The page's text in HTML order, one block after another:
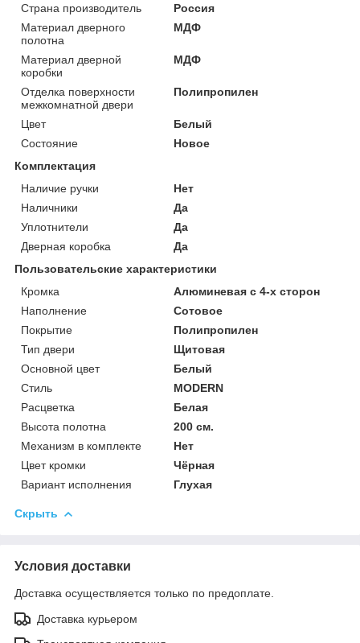
Страна производитель
Россия
Материал дверного
полотна
МДФ
Материал дверной
коробки
МДФ
Отделка поверхности
межкомнатной двери
Полипропилен
Цвет
Белый
Состояние
Новое
Комплектация
Наличие ручки
Нет
Наличники
Да
Уплотнители
Да
Дверная коробка
Да
Пользовательские характеристики
Кромка
Алюминевая с 4-х сторон
Наполнение
Сотовое
Покрытие
Полипропилен
Тип двери
Щитовая
Основной цвет
Белый
Стиль
MODERN
Расцветка
Белая
Высота полотна
200 см.
Механизм в комплекте
Нет
Цвет кромки
Чёрная
Вариант исполнения
Глухая
Скрыть
Условия доставки
Доставка осуществляется только по предоплате.
Доставка курьером